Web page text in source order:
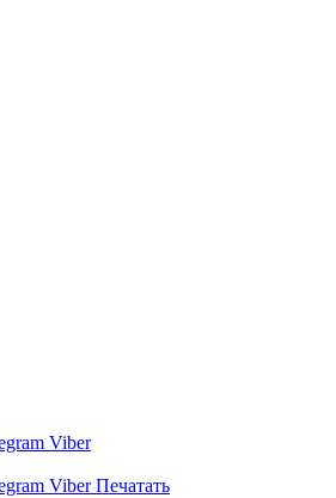
Viber
Viber Печатать